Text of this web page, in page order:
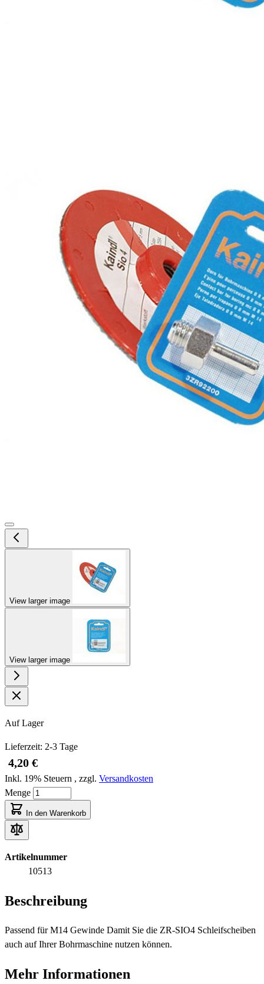
View larger image
View larger image
Auf Lager
Lieferzeit: 2-3 Tage
4,20 €
Inkl. 19% Steuern , zzgl. Versandkosten
Menge
In den Warenkorb
Artikelnummer
10513
Beschreibung
Passend für M14 Gewinde Damit Sie die ZR-SIO4 Schleifscheiben
auch auf Ihrer Bohrmaschine nutzen können.
Mehr Informationen